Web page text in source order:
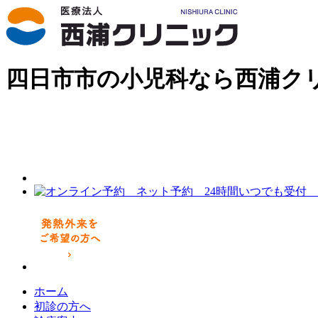
四日市市の小児科なら西浦ク
ホーム
初診の方へ